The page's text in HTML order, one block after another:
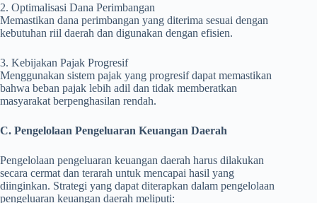
2. Optimalisasi Dana Perimbangan
Memastikan dana perimbangan yang diterima sesuai dengan
kebutuhan riil daerah dan digunakan dengan efisien.
3. Kebijakan Pajak Progresif
Menggunakan sistem pajak yang progresif dapat memastikan
bahwa beban pajak lebih adil dan tidak memberatkan
masyarakat berpenghasilan rendah.
C. Pengelolaan Pengeluaran Keuangan Daerah
Pengelolaan pengeluaran keuangan daerah harus dilakukan
secara cermat dan terarah untuk mencapai hasil yang
diinginkan. Strategi yang dapat diterapkan dalam pengelolaan
pengeluaran keuangan daerah meliputi: